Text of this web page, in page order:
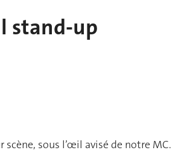
stand-up
sous l’œil avisé de notre MC.